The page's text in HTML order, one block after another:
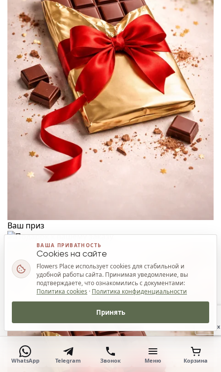
Ваш приз
WhatsApp Telegram Звонок Меню Корзина
Наверх
ВАША ПРИВАТНОСТЬ
Cookies на сайте
Flowers Place использует cookies для стабильной и
удобной работы сайта. Принимая уведомление, вы
подтверждаете, что ознакомились с документами:
Политика cookies · Политика конфиденциальности
Принять